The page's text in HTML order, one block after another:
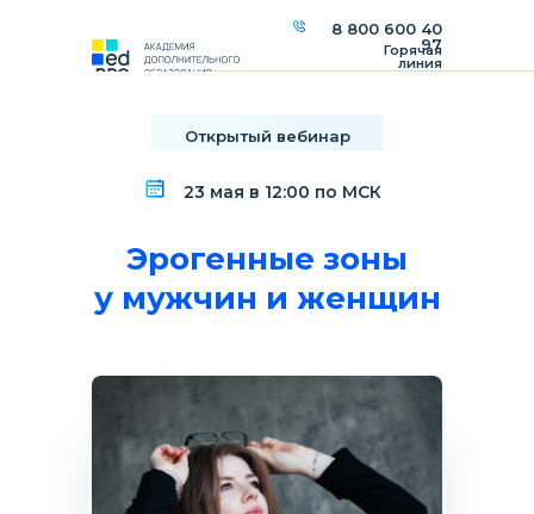
Горячая
линия
8 800 600 40
97
Эрогенные зоны
у мужчин и женщин
23 мая в 12:00 по МСК
Открытый вебинар